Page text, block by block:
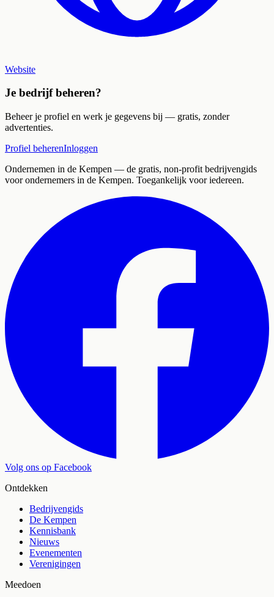
Website
Je bedrijf beheren?
Beheer je profiel en werk je gegevens bij — gratis, zonder
advertenties.
Profiel beherenInloggen
Ondernemen in de Kempen — de gratis, non-profit bedrijvengids
voor ondernemers in de Kempen. Toegankelijk voor iedereen.
Volg ons op Facebook
Ontdekken
Bedrijvengids
De Kempen
Kennisbank
Nieuws
Evenementen
Verenigingen
Meedoen